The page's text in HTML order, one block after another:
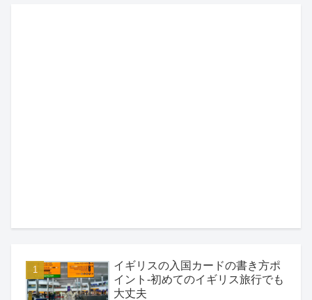
イギリスの入国カードの書き方ポ
イント-初めてのイギリス旅行でも
大丈夫